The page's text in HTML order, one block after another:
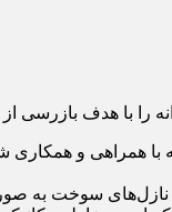
را با هدف
با همراهی و
و نازل‌های سوخت